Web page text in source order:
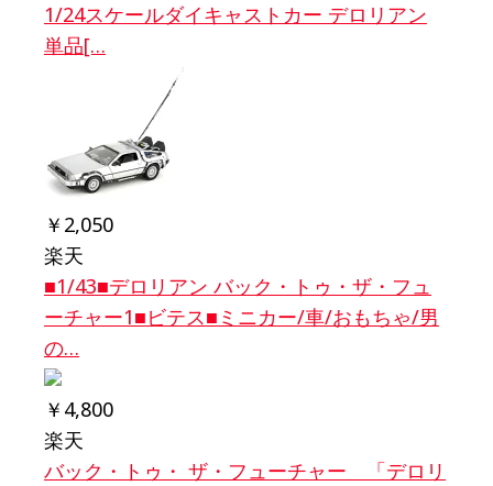
1/24スケールダイキャストカー デロリアン
単品[…
￥2,050
楽天
■1/43■デロリアン バック・トゥ・ザ・フュ
ーチャー1■ビテス■ミニカー/車/おもちゃ/男
の…
￥4,800
楽天
バック・トゥ・ ザ・フューチャー 「デロリ